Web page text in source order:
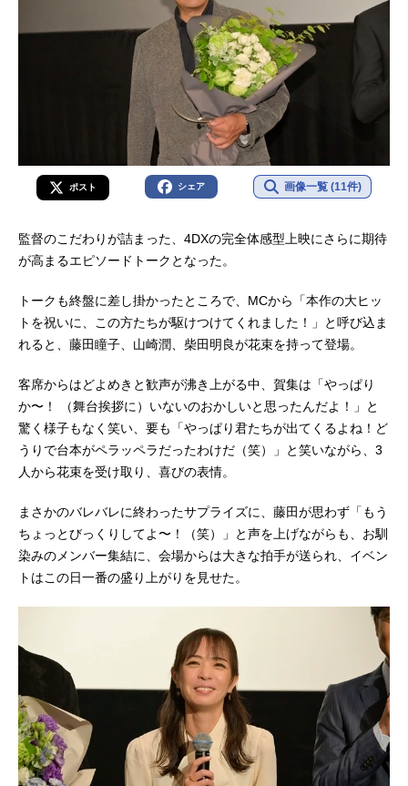
ポスト シェア 画像一覧 (11件)
監督のこだわりが詰まった、4DXの完全体感型上映にさらに期待
が高まるエピソードトークとなった。
トークも終盤に差し掛かったところで、MCから「本作の大ヒッ
トを祝いに、この方たちが駆けつけてくれました！」と呼び込ま
れると、藤田瞳子、山崎潤、柴田明良が花束を持って登場。
客席からはどよめきと歓声が沸き上がる中、賀集は「やっぱり
か〜！ （舞台挨拶に）いないのおかしいと思ったんだよ！」と
驚く様子もなく笑い、要も「やっぱり君たちが出てくるよね！ど
うりで台本がペラッペラだったわけだ（笑）」と笑いながら、3
人から花束を受け取り、喜びの表情。
まさかのバレバレに終わったサプライズに、藤田が思わず「もう
ちょっとびっくりしてよ〜！（笑）」と声を上げながらも、お馴
染みのメンバー集結に、会場からは大きな拍手が送られ、イベン
トはこの日一番の盛り上がりを見せた。